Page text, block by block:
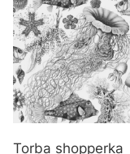
Torba shopperka